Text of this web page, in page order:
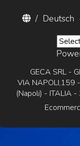
/ Deutsch
GECA SRL -
VIA NAPOLI,159
(Napoli) - ITALIA